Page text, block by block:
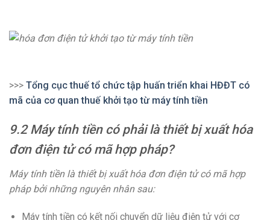
>>> Tổng cục thuế tổ chức tập huấn triển khai HĐĐT có
mã của cơ quan thuế khởi tạo từ máy tính tiền
9.2 Máy tính tiền có phải là thiết bị xuất hóa
đơn điện tử có mã hợp pháp?
Máy tính tiền là thiết bị xuất hóa đơn điện tử có mã hợp
pháp bởi những nguyên nhân sau:
Máy tính tiền có kết nối chuyển dữ liệu điện tử với cơ